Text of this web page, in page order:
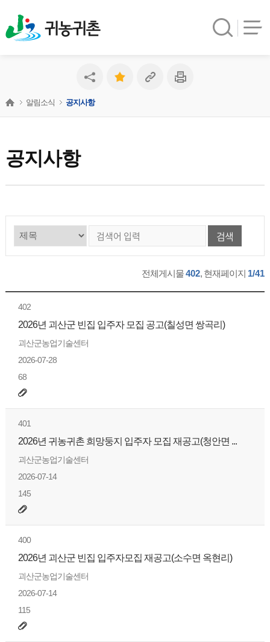
귀농귀촌
공지사항
알림소식 공지사항
검색
전체게시물402, 현재페이지 1/41
402
2026년 괴산군 빈집 입주자 모집 공고(칠성면 쌍곡리)
괴산군농업기술센터
2026-07-28
68
401
2026년 귀농귀촌 희망둥지 입주자 모집 재공고(청안면 ...
괴산군농업기술센터
2026-07-14
145
400
2026년 괴산군 빈집 입주자모집 재공고(소수면 옥현리)
괴산군농업기술센터
2026-07-14
115